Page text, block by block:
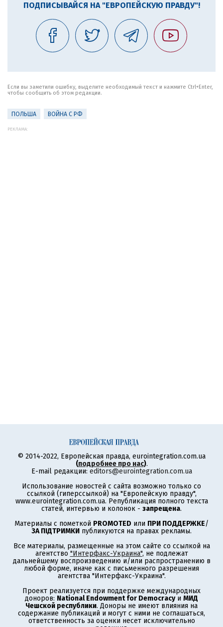
ПОДПИСЫВАЙСЯ НА "ЕВРОПЕЙСКУЮ ПРАВДУ"!
Если вы заметили ошибку, выделите необходимый текст и нажмите Ctrl+Enter,
чтобы сообщить об этом редакции.
ПОЛЬША ВОЙНА С РФ
РЕКЛАМА:
© 2014-2022, Европейская правда, eurointegration.com.ua
(подробнее про нас).
E-mail редакции: editors@eurointegration.com.ua
Использование новостей с сайта возможно только со
ссылкой (гиперссылкой) на "Европейскую правду",
www.eurointegration.com.ua. Републикация полного текста
статей, интервью и колонок - запрещена.
Материалы с пометкой PROMOTED или ПРИ ПОДДЕРЖКЕ/
ЗА ПІДТРИМКИ публикуются на правах рекламы.
Все материалы, размещенные на этом сайте со ссылкой на
агентство "Интерфакс-Украина", не подлежат
дальнейшему воспроизведению и/или распространению в
любой форме, иначе как с письменного разрешения
агентства "Интерфакс-Украина".
Проект реализуется при поддержке международных
доноров: National Endowment for Democracyи МИД
Чешской республики. Доноры не имеют влияния на
содержание публикаций и могут с ними не соглашаться,
ответственность за оценки несет исключительно